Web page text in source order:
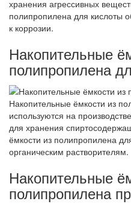
хранения агрессивных
полипропилена для кислоты
к коррозии.
Накопительные
полипропилена
Накопительные ёмкости из
используются на
для хранения
ёмкости из полипропилена
органическим растворителям.
Накопительные
полипропилена